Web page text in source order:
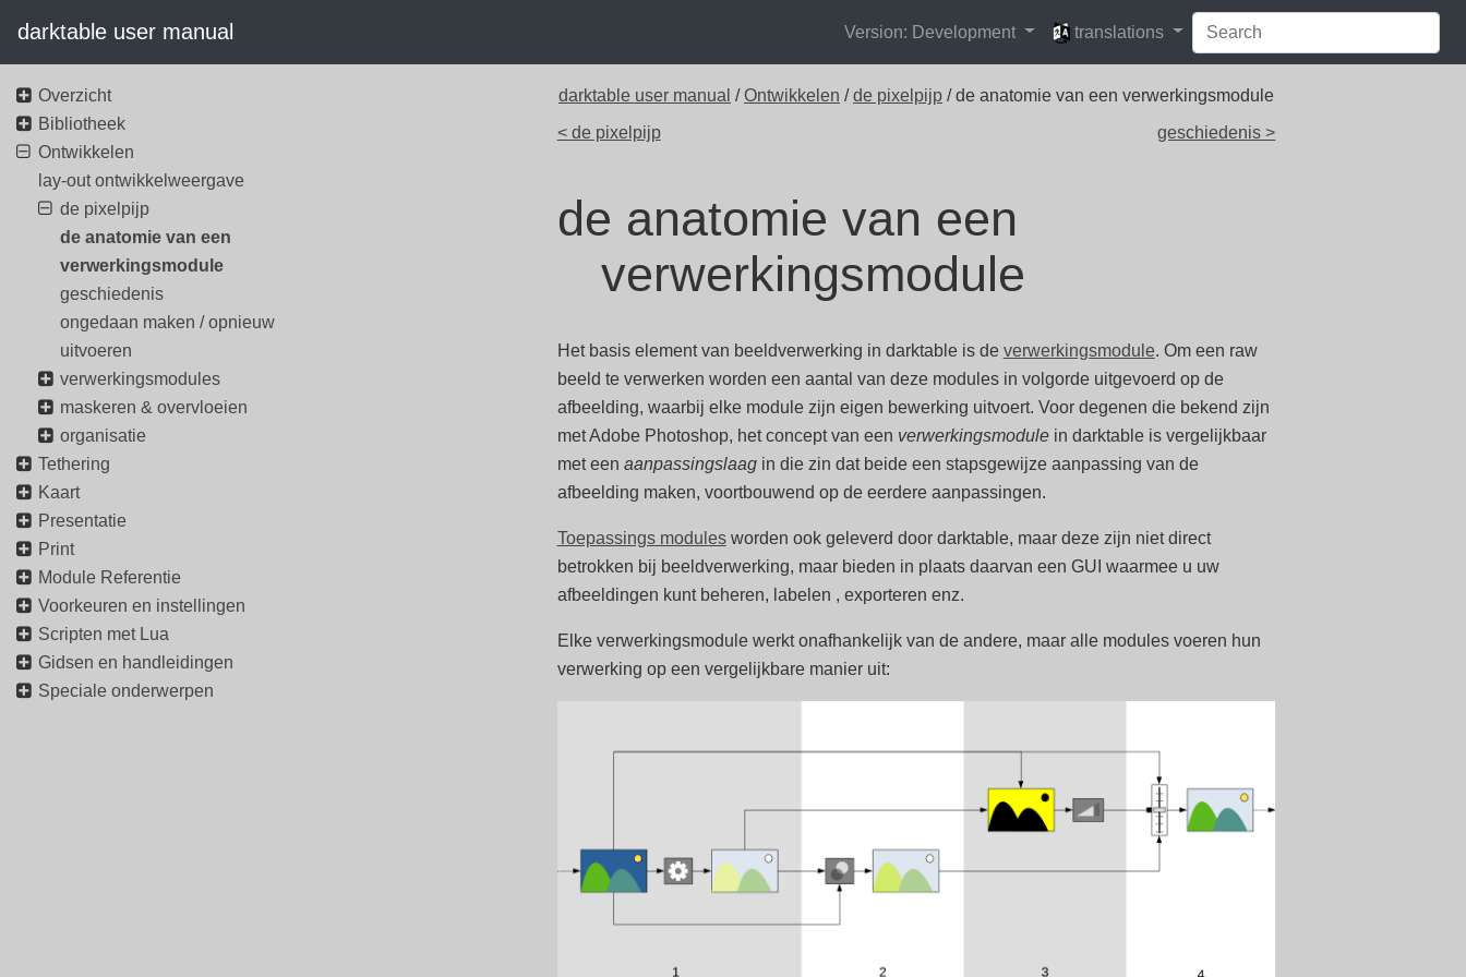
darktable user manual Version: Development
languages
translations
darktable user manual /Ontwikkelen /de pixelpijp / de anatomie van een verwerkingsmodule
< de pixelpijp
geschiedenis >
de anatomie van een
verwerkingsmodule
Het basis element van beeldverwerking in darktable is de verwerkingsmodule. Om een raw
beeld te verwerken worden een aantal van deze modules in volgorde uitgevoerd op de
afbeelding, waarbij elke module zijn eigen bewerking uitvoert. Voor degenen die bekend zijn
met Adobe Photoshop, het concept van een verwerkingsmodulein darktable is vergelijkbaar
met een aanpassingslaagin die zin dat beide een stapsgewijze aanpassing van de
afbeelding maken, voortbouwend op de eerdere aanpassingen.
Toepassings modulesworden ook geleverd door darktable, maar deze zijn niet direct
betrokken bij beeldverwerking, maar bieden in plaats daarvan een GUI waarmee u uw
afbeeldingen kunt beheren, labelen , exporteren enz.
Elke verwerkingsmodule werkt onafhankelijk van de andere, maar alle modules voeren hun
verwerking op een vergelijkbare manier uit:
Overzicht
Bibliotheek
Ontwikkelen
lay-out ontwikkelweergave
de pixelpijp
de anatomie van een
verwerkingsmodule
geschiedenis
ongedaan maken / opnieuw
uitvoeren
verwerkingsmodules
maskeren & overvloeien
organisatie
Tethering
Kaart
Presentatie
Print
Module Referentie
Voorkeuren en instellingen
Scripten met Lua
Gidsen en handleidingen
Speciale onderwerpen